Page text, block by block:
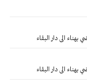
الى دار البقاء
الى دار البقاء